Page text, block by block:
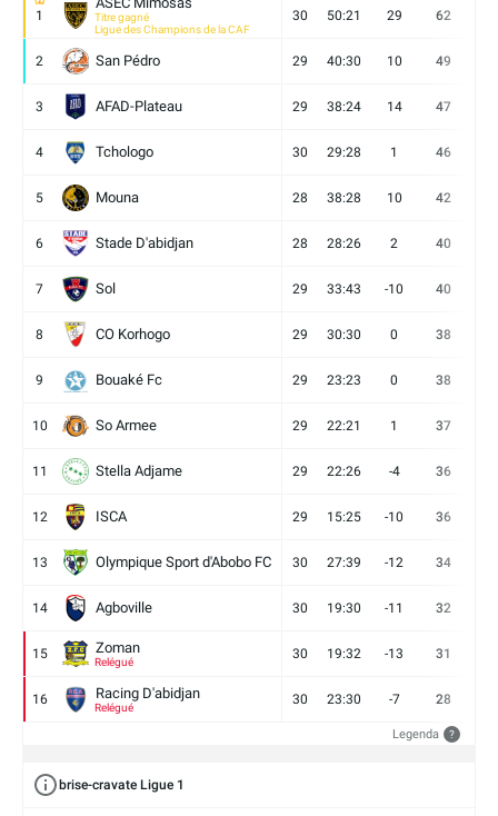
1
Titre gagné
Ligue des Champions de la CAF
30 50:21 29 62
2 San Pédro 29 40:30 10 49
3 AFAD-Plateau 29 38:24 14 47
4 Tchologo 30 29:28 1 46
5 Mouna 28 38:28 10 42
6 Stade D'abidjan 28 28:26 2 40
7 Sol 29 33:43 -10 40
8 CO Korhogo 29 30:30 0 38
9 Bouaké Fc 29 23:23 0 38
10 So Armee 29 22:21 1 37
11 Stella Adjame 29 22:26 -4 36
12 ISCA 29 15:25 -10 36
13 Olympique Sport d'Abobo FC 30 27:39 -12 34
14 Agboville 30 19:30 -11 32
15 Zoman
Relégué
30 19:32 -13 31
16 Racing D'abidjan
Relégué
30 23:30 -7 28
Legenda ?
brise-cravate Ligue 1